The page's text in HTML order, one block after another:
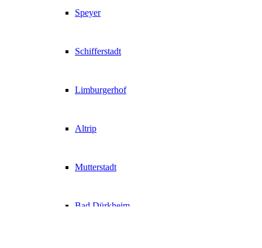
Speyer
Schifferstadt
Limburgerhof
Altrip
Mutterstadt
Bad Dürkheim